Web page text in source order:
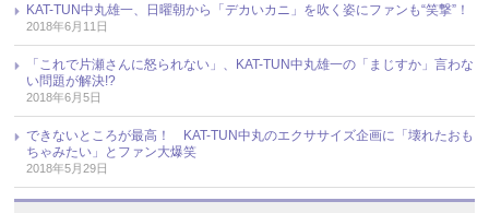
KAT-TUN中丸雄一、日曜朝から「デカいカニ」を吹く姿にファンも“笑撃”！
2018年6月11日
「これで片瀬さんに怒られない」、KAT-TUN中丸雄一の「まじすか」言わな
い問題が解決!?
2018年6月5日
できないところが最高！ KAT-TUN中丸のエクササイズ企画に「壊れたおも
ちゃみたい」とファン大爆笑
2018年5月29日